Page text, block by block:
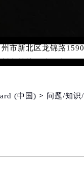
海市黄浦区南京东路
京市秦淮区中山南路1
州市新北区龙锦路
州市鼓楼区淮海东路
市邗江区国展路29
市海陵区永定东路
州市上城区钱江路
(中国) > 问题/知识